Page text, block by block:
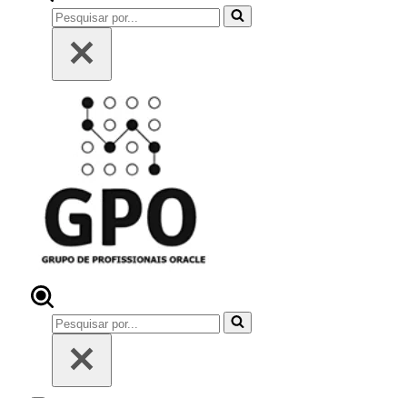
Pesquisar
por...
Pesquisar
por...